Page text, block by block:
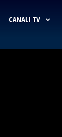
CANALI TV